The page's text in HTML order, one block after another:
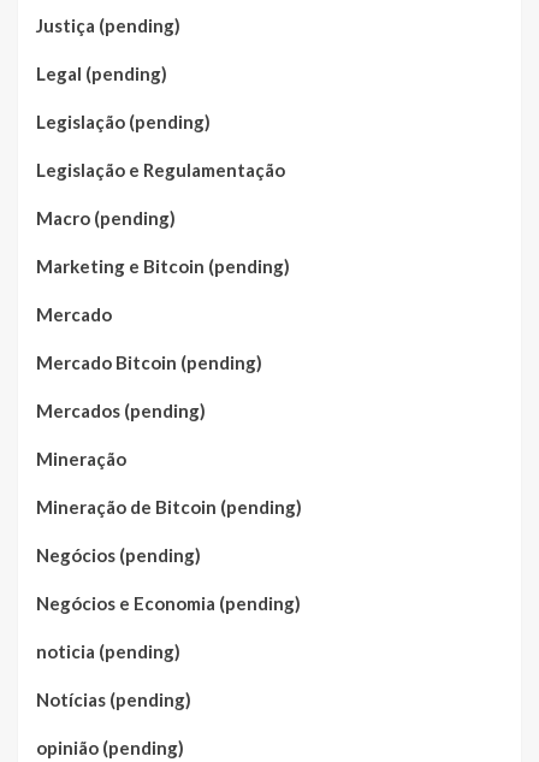
Justiça (pending)
Legal (pending)
Legislação (pending)
Legislação e Regulamentação
Macro (pending)
Marketing e Bitcoin (pending)
Mercado
Mercado Bitcoin (pending)
Mercados (pending)
Mineração
Mineração de Bitcoin (pending)
Negócios (pending)
Negócios e Economia (pending)
noticia (pending)
Notícias (pending)
opinião (pending)